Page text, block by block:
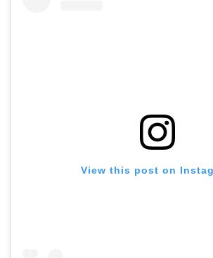
View this post on